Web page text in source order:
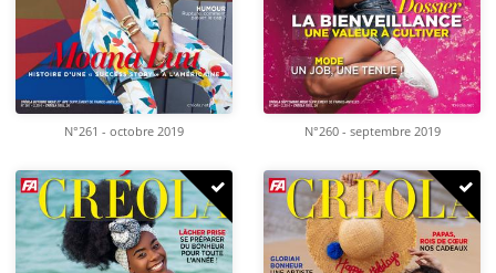
N°261 - octobre 2019 N°260 - septembre 2019